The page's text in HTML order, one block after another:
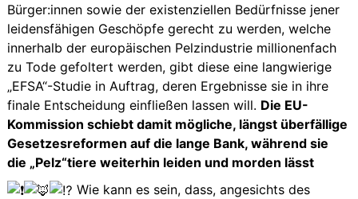
Bürger:innen sowie der existenziellen Bedürfnisse jener
leidensfähigen Geschöpfe gerecht zu werden, welche
innerhalb der europäischen Pelzindustrie millionenfach
zu Tode gefoltert werden, gibt diese eine langwierige
„EFSA“-Studie in Auftrag, deren Ergebnisse sie in ihre
finale Entscheidung einfließen lassen will. Die EU-
Kommission schiebt damit mögliche, längst überfällige
Gesetzesreformen auf die lange Bank, während sie
die „Pelz“tiere weiterhin leiden und morden lässt
Wie kann es sein, dass, angesichts des